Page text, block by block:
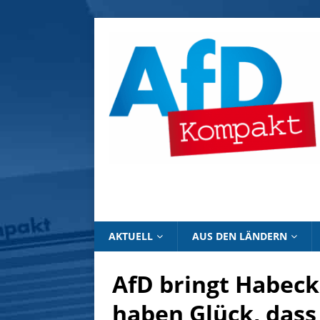
AKTUELL AUS DEN LÄNDERN
AfD bringt
haben Glück,